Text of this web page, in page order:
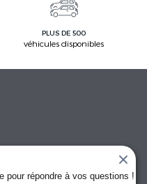
PLUS DE 500
véhicules disponibles
afin de leur proposer le véhicule
autour de 6 métiers : la vente
pour répondre à vos questions !